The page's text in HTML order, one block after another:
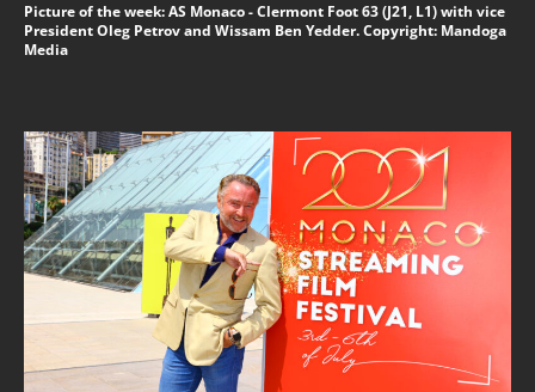
Picture of the week: AS Monaco - Clermont Foot 63 (J21, L1) with vice
President Oleg Petrov and Wissam Ben Yedder. Copyright: Mandoga
Media